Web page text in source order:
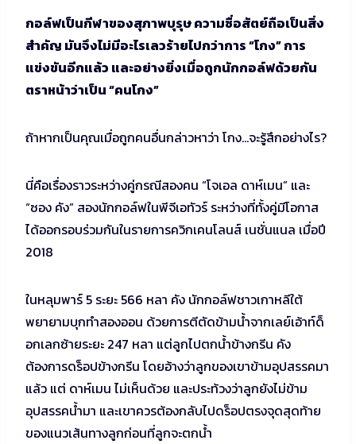
กอล์ฟเป็นกีฬาของสุภาพบุรุษ ความซื่อสัตย์ถือเป็นสิ่ง
สำคัญ มันจึงไม่มีอะไรเลวร้ายไปกว่าการ “โกง” การ
แข่งขันอีกแล้ว และอย่างยิ่งเมื่อถูกนักกอล์ฟด้วยกัน
ตราหน้าว่าเป็น “คนโกง”
ถ้าหากเป็นคุณเมื่อถูกคนอื่นกล่าวหาว่า โกง…จะรู้สึกอย่างไร?
นี่คือเรื่องราวระหว่างคู่กรณีสองคน “โจเอล ดาห์เมน” และ
“ซอง คัง” สองนักกอล์ฟในพีจีเอทัวร์ ระหว่างที่ทั้งคู่มีโอกาส
ได้ออกรอบร่วมกันในรายการควิกเคนโลนส์ เนชั่นแนล เมื่อปี
2018
ในหลุมพาร์ 5 ระยะ 566 หลา คัง นักกอล์ฟชาวเกาหลีใต้
พยายามบุกทำสองออน ด้วยการตีตัดข้ามน้ำจากเลย์เอ้าท์ด็
อกเลกซ้ายระยะ 247 หลา แต่ลูกไปตกน้ำข้างกรีน คัง
ต้องการดร็อปข้างกรีน โดยอ้างว่าลูกของเขาข้ามอุปสรรคมา
แล้ว แต่ ดาห์เมน ไม่เห็นด้วย และประท้วงว่าลูกยังไม่ข้าม
อุปสรรคน้ำมา และเขาควรต้องกลับไปดร็อปตรงจุดสุดท้าย
ของแนวเส้นทางลูกก่อนที่ลูกจะตกน้ำ